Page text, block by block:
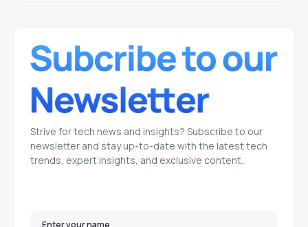
Strive for tech news and insights? Subscribe to our
newsletter and stay up-to-date with the latest tech
trends, expert insights, and exclusive content.